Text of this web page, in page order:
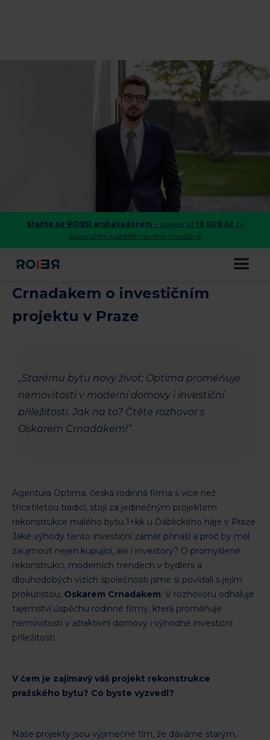
Staňte se ROIER ambasadorem – získejte až 10 000 Kčza
doporučení každého nového investora!
Jak starému bytu vdechnout
nový život: Rozhovor s Oskarem
Crnadakem o investičním
projektu v Praze
„Starému bytu nový život: Optima proměňuje
nemovitosti v moderní domovy i investiční
příležitosti. Jak na to? Čtěte rozhovor s
Oskarem Crnadakem!“
Agentura Optima, česká rodinná firma s více než
třicetiletou tradicí, stojí za jedinečným projektem
rekonstrukce malého bytu 1+kk u Ďáblického háje v Praze.
Jaké výhody tento investiční záměr přináší a proč by měl
zaujmout nejen kupující, ale i investory? O promyšlené
rekonstrukci, moderních trendech v bydlení a
dlouhodobých vizích společnosti jsme si povídali s jejím
prokuristou, Oskarem Crnadakem. V rozhovoru odhaluje
tajemství úspěchu rodinné firmy, která proměňuje
nemovitosti v atraktivní domovy i výhodné investiční
příležitosti.
V čem je zajímavý váš projekt rekonstrukce
pražského bytu? Co byste vyzvedl?
Naše projekty jsou výjimečné tím, že dáváme starým,